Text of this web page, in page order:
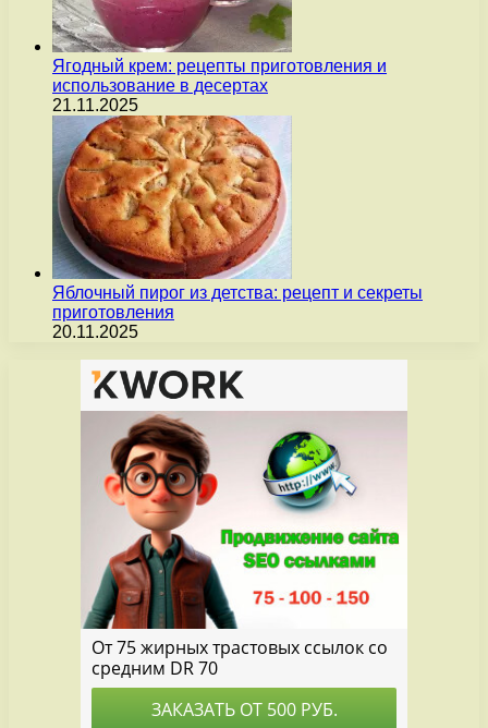
Ягодный крем: рецепты приготовления и
использование в десертах
21.11.2025
Яблочный пирог из детства: рецепт и секреты
приготовления
20.11.2025